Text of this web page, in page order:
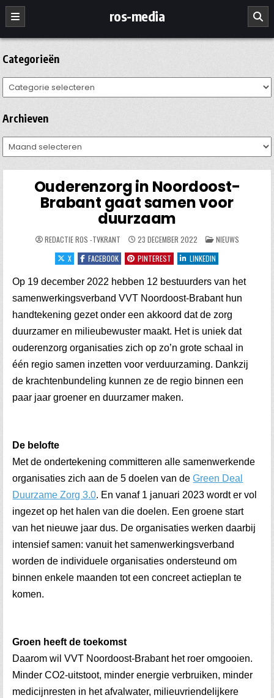
Ga
naar
de
inhoud
ros-media
Categorieën
Categorieën
Archieven
Archieven
Ouderenzorg in Noordoost-
Brabant gaat samen voor
duurzaam
REDACTIE ROS -TVKRANT 23 DECEMBER 2022 GEPLAATST
IN
NIEUWS
X
FACEBOOK PINTEREST LINKEDIN
Op 19 december 2022 hebben 12 bestuurders van het
samenwerkingsverband VVT Noordoost-Brabant hun
handtekening gezet onder een akkoord dat de zorg
duurzamer en milieubewuster maakt. Het is uniek dat
ouderenzorg organisaties zich op zo’n grote schaal in
één regio samen inzetten voor verduurzaming. Dankzij
de krachtenbundeling kunnen ze de regio binnen een
paar jaar groener en duurzamer maken.
De belofte
Met de ondertekening committeren alle samenwerkende
organisaties zich aan de 5 doelen van deGreen Deal
Duurzame Zorg 3.0. En vanaf 1 januari 2023 wordt er vol
ingezet op het halen van die doelen. Een groene start
van het nieuwe jaar dus. De organisaties werken daarbij
intensief samen: vanuit het samenwerkingsverband
worden de individuele organisaties ondersteund om
binnen enkele maanden tot een concreet actieplan te
komen.
Groen heeft de toekomst
Daarom wil VVT Noordoost-Brabant het roer omgooien.
Minder CO2-uitstoot, minder energie verbruiken, minder
medicijnresten in het afvalwater, milieuvriendelijkere